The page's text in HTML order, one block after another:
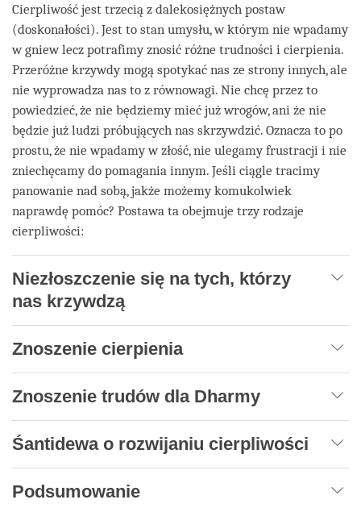
Cierpliwość jest trzecią z dalekosiężnych postaw
(doskonałości). Jest to stan umysłu, w którym nie wpadamy
w gniew lecz potrafimy znosić różne trudności i cierpienia.
Przeróżne krzywdy mogą spotykać nas ze strony innych, ale
nie wyprowadza nas to z równowagi. Nie chcę przez to
powiedzieć, że nie będziemy mieć już wrogów, ani że nie
będzie już ludzi próbujących nas skrzywdzić. Oznacza to po
prostu, że nie wpadamy w złość, nie ulegamy frustracji i nie
zniechęcamy do pomagania innym. Jeśli ciągle tracimy
panowanie nad sobą, jakże możemy komukolwiek
naprawdę pomóc? Postawa ta obejmuje trzy rodzaje
cierpliwości:
Niezłoszczenie się na tych, którzy
nas krzywdzą
Znoszenie cierpienia
Znoszenie trudów dla Dharmy
Śantidewa o rozwijaniu cierpliwości
Podsumowanie